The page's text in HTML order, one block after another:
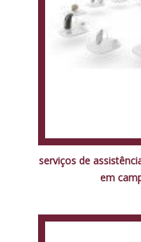
serviços de
em